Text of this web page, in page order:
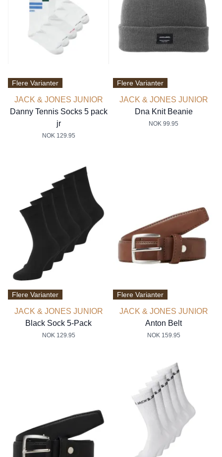
Flere Varianter
JACK & JONES JUNIOR
Danny Tennis Socks 5 pack
jr
NOK 129.95
Flere Varianter
JACK & JONES JUNIOR
Dna Knit Beanie
NOK 99.95
Flere Varianter
JACK & JONES JUNIOR
Black Sock 5-Pack
NOK 129.95
Flere Varianter
JACK & JONES JUNIOR
Anton Belt
NOK 159.95